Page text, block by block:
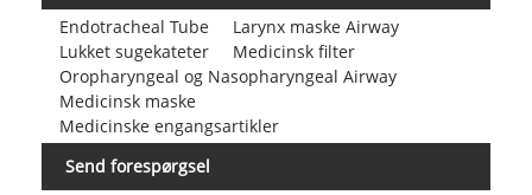
Endotracheal Tube
Larynx maske Airway
Lukket sugekateter
Medicinsk filter
Oropharyngeal og Nasopharyngeal Airway
Medicinsk maske
Medicinske engangsartikler
Send forespørgsel